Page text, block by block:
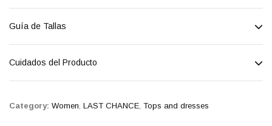
Guía de Tallas
Cuidados del Producto
Category: Women, LAST CHANCE, Tops and dresses